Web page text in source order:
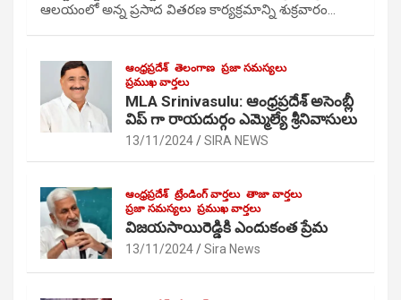
ఆలయంలో అన్న ప్రసాద వితరణ కార్యక్రమాన్ని శుక్రవారం…
ఆంధ్రప్రదేశ్ తెలంగాణ ప్రజా సమస్యలు
ప్రముఖ వార్తలు
MLA Srinivasulu: ఆంధ్రప్రదేశ్ అసెంబ్లీ
విప్ గా రాయదుర్గం ఎమ్మెల్యే శ్రీనివాసులు
13/11/2024 SIRA NEWS
ఆంధ్రప్రదేశ్ ట్రేండింగ్ వార్తలు తాజా వార్తలు
ప్రజా సమస్యలు ప్రముఖ వార్తలు
విజయసాయిరెడ్డికి ఎందుకంత ప్రేమ
13/11/2024 Sira News